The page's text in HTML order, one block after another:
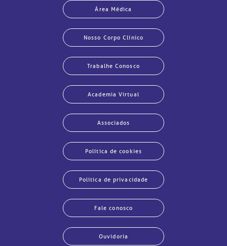
Área Médica
Nosso Corpo Clínico
Trabalhe Conosco
Academia Virtual
Associados
Política de cookies
Política de privacidade
Fale conosco
Ouvidoria